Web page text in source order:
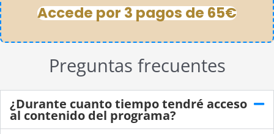
Accede por 3 pagos de 65€
Preguntas frecuentes
¿Durante cuanto tiempo tendré acceso
al contenido del programa?